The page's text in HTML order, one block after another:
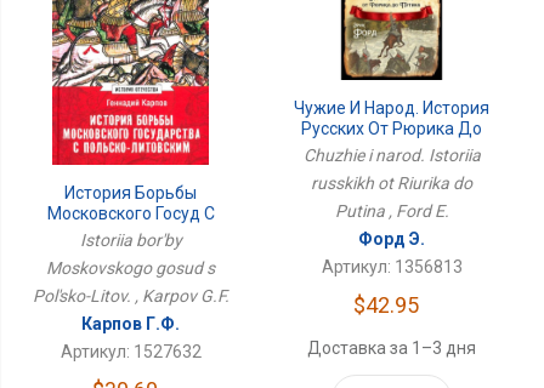
История Борьбы
Московского Госуд С
Польско-Литов.
Istoriia bor'by
Moskovskogo gosud s
Pol'sko-Litov. , Karpov G.F.
Карпов Г.Ф.
Артикул: 1527632
Чужие И Народ. История
Русских От Рюрика До
Путина
Chuzhie i narod. Istoriia
russkikh ot Riurika do
Putina , Ford E.
Форд Э.
Артикул: 1356813
$42.95
Доставка за 1–3 дня